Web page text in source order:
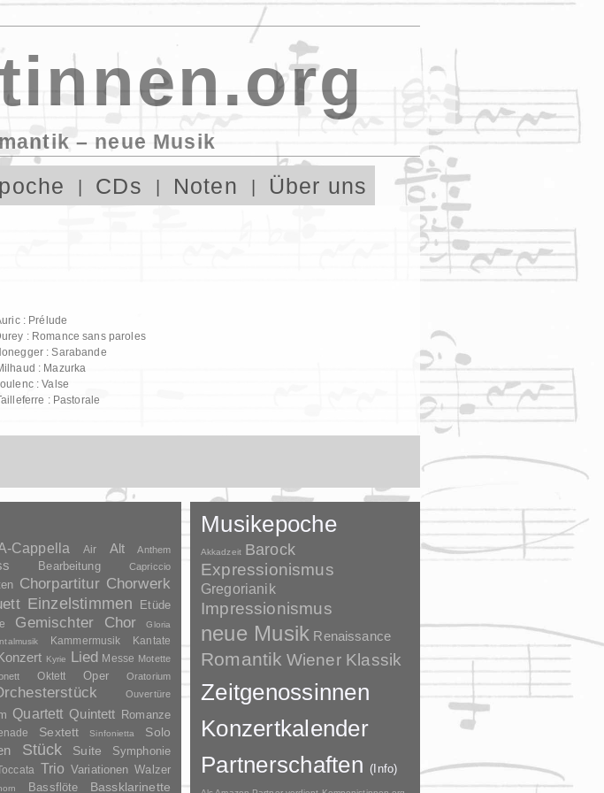
– neue Musik
CDs Noten Über uns
: Prélude
: Romance sans paroles
: Sarabande
: Mazurka
: Valse
: Pastorale
Cappella Air Alt Anthem
Bearbeitung Capriccio
Chorpartitur Chorwerk
Einzelstimmen Etüde
Gemischter Chor Gloria
Kammermusik Kantate
Kyrie Lied Messe Motette
Oktett Oper Oratorium
Ouvertüre
Quartett Quintett Romanze
Sextett Sinfonietta Solo
Stück Suite Symphonie
Trio Variationen Walzer
Bassflöte Bassklarinette
Musikepoche
Akkadzeit Barock
Expressionismus
Gregorianik
Impressionismus
neue Musik Renaissance
Romantik Wiener Klassik
Zeitgenossinnen
Konzertkalender
Partnerschaften(Info)